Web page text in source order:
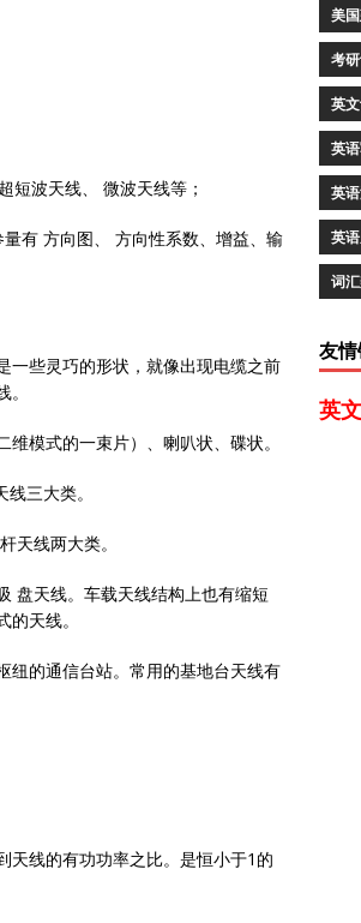
短波天线、 微波天线等；
有 方向图、 方向性系数、增益、输
一些灵巧的形状，就像出现电缆之前
模式的一束片）、喇叭状、碟状。
三大类。
天线两大类。
盘天线。车载天线结构上也有缩短
天线。
纽的通信台站。常用的基地台天线有
天线的有功功率之比。是恒小于1的
美
考
英
英
英
英
词
友
英